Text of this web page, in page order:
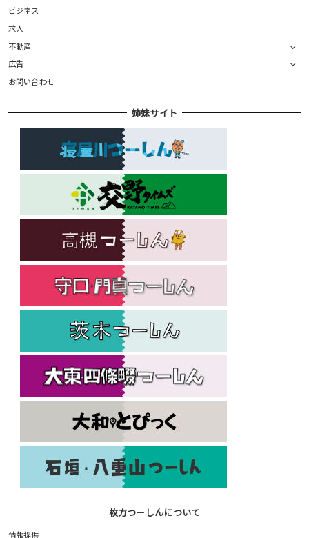
ビジネス
求人
不動産
広告
お問い合わせ
姉妹サイト
枚方つーしんについて
情報提供